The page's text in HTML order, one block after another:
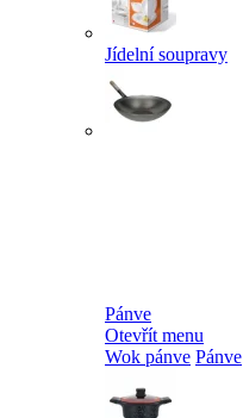
Jídelní soupravy
Pánve
Otevřít menu
Wok pánve Pánve